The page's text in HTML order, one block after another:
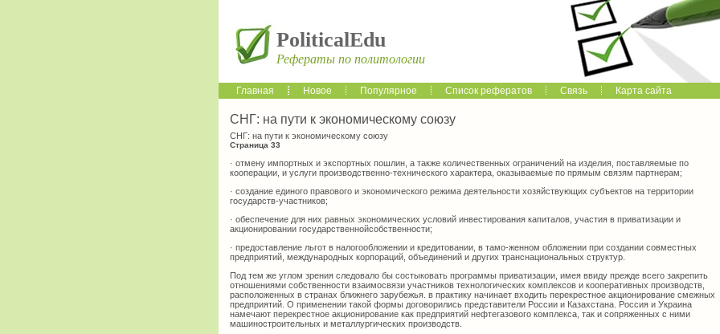
PoliticalEdu
Рефераты по политологии
Главная Новое Популярное Список рефератов Связь Карта сайта
СНГ: на пути к экономическому союзу
СНГ: на пути к экономическому союзу
Страница 33
· отмену импортных и экспортных пошлин, а также количественных ограничений на изделия, поставляемые по
кооперации, и услуги производственно-технического характера, оказываемые по прямым связям партнерам;
· создание единого правового и экономического режима деятельности хозяйствующих субъектов на территории
государств-участников;
· обеспечение для них равных экономических условий инвестирования капиталов, участия в приватизации и
акционировании государственнойсобственности;
· предоставление льгот в налогообложении и кредитовании, в тамо-женном обложении при создании совместных
предприятий, международных корпораций, объединений и других транснациональных структур.
Под тем же углом зрения следовало бы состыковать программы приватизации, имея ввиду прежде всего закрепить
отношениями собственности взаимосвязи участников технологических комплексов и кооперативных производств,
расположенных в странах ближнего зарубежья. в практику начинает входить перекрестное акционирование смежных
предприятий. О применении такой формы договорились представители России и Казахстана. Россия и Украина
намечают перекрестное акционирование как предприятий нефтегазового комплекса, так и сопряженных с ними
машиностроительных и металлургических производств.